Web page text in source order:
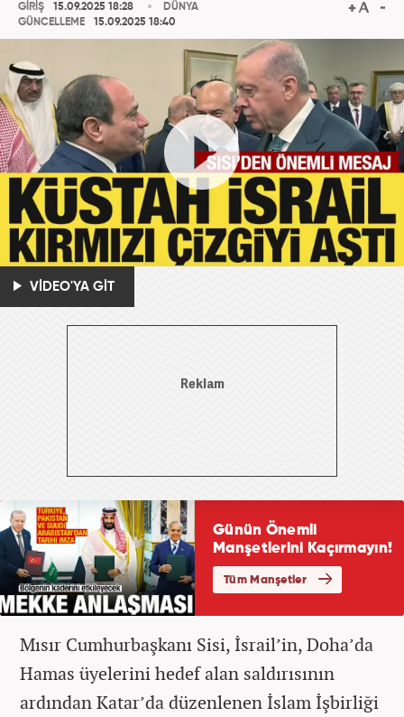
GİRİŞ
15.09.2025 18:28
GÜNCELLEME
15.09.2025 18:40
DÜNYA
VİDEO'YA GİT
Mısır Cumhurbaşkanı Sisi, İsrail’in, Doha’da
Hamas üyelerini hedef alan saldırısının
ardından Katar’da düzenlenen İslam İşbirliği